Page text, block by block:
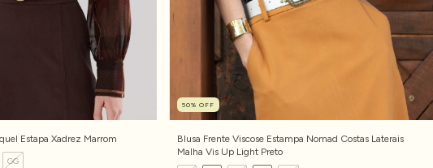
Estapa Xadrez Marrom
GG
50%OFF
Blusa Frente Viscose Estampa Nomad Costas Laterais
Malha Vis Up Light Preto